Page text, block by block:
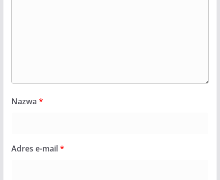
Nazwa *
Adres e-mail*